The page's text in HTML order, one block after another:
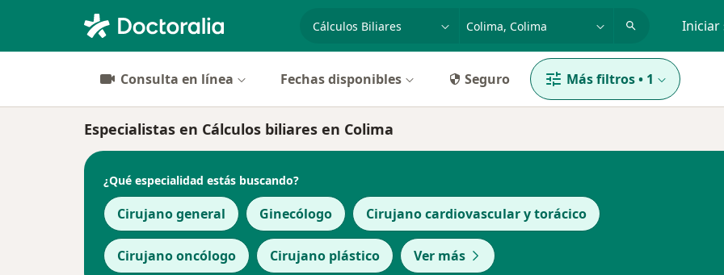
especialidad, enfermedad o nombre Iniciar
Consulta en línea Fechas disponibles Seguro Más filtros• 1
Especialistas en Cálculos biliares en Colima
¿Qué especialidad estás buscando?
Cirujano general Ginecólogo Cirujano cardiovascular y torácico
Cirujano oncólogo Cirujano plástico Ver más